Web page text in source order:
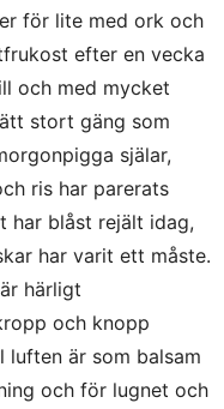
för lite med ork och
efter en vecka
och med mycket
stort gäng som
själar,
ris har parerats
har blåst rejält idag,
har varit ett måste.
härligt
och knopp
luften är som balsam
och för lugnet och